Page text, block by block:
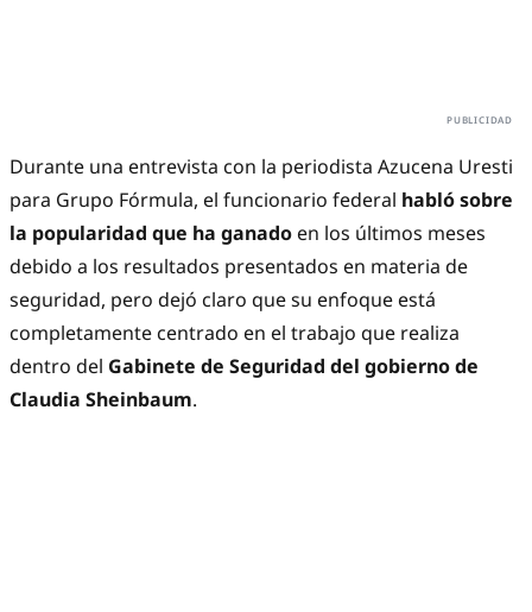
Durante una entrevista con la periodista Azucena Uresti
para Grupo Fórmula, el funcionario federal habló sobre
la popularidad que ha ganado en los últimos meses
debido a los resultados presentados en materia de
seguridad, pero dejó claro que su enfoque está
completamente centrado en el trabajo que realiza
dentro del Gabinete de Seguridad del gobierno de
Claudia Sheinbaum.